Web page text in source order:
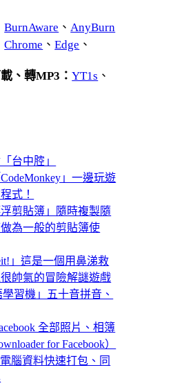
BurnAware 、 AnyBurn
Chrome 、Edge 、
、轉MP3：YT1s 、
台中腔」
」一邊玩遊
式！
浮剪貼簿」隨時複製隨
為一般的剪貼簿使
」這是一個用鼻涕救
帥氣的冒險解謎遊戲
學習機」五十音拼音、
全部照片、相簿
for Facebook）
腦資料快速打包、同